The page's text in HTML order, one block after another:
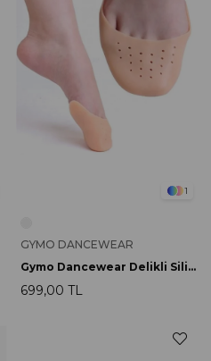
1
GYMO DANCEWEAR
Gymo Dancewear Delikli Silikon Bale Point Uçluk
699,00 TL